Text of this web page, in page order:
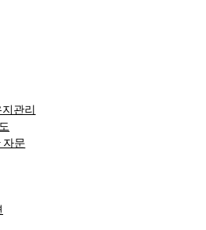
관리
자문